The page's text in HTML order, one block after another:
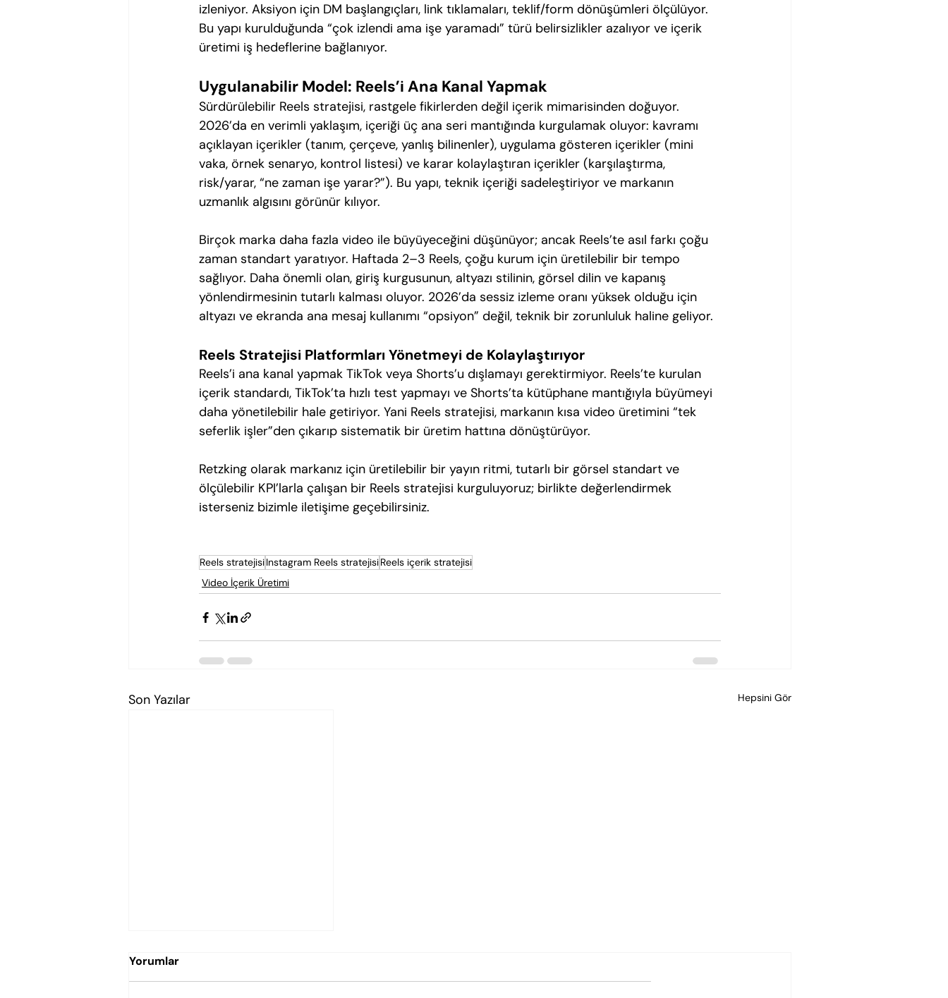
izleniyor. Aksiyon için DM başlangıçları, link tıklamaları, teklif/form dönüşümleri ölçülüyor.
Bu yapı kurulduğunda “çok izlendi ama işe yaramadı” türü belirsizlikler azalıyor ve içerik
üretimi iş hedeflerine bağlanıyor.
Uygulanabilir Model: Reels’i Ana Kanal Yapmak
Sürdürülebilir Reels stratejisi, rastgele fikirlerden değil içerik mimarisinden doğuyor.
2026’da en verimli yaklaşım, içeriği üç ana seri mantığında kurgulamak oluyor: kavramı
açıklayan içerikler (tanım, çerçeve, yanlış bilinenler), uygulama gösteren içerikler (mini
vaka, örnek senaryo, kontrol listesi) ve karar kolaylaştıran içerikler (karşılaştırma,
risk/yarar, “ne zaman işe yarar?”). Bu yapı, teknik içeriği sadeleştiriyor ve markanın
uzmanlık algısını görünür kılıyor.
Birçok marka daha fazla video ile büyüyeceğini düşünüyor; ancak Reels’te asıl farkı çoğu
zaman standart yaratıyor. Haftada 2–3 Reels, çoğu kurum için üretilebilir bir tempo
sağlıyor. Daha önemli olan, giriş kurgusunun, altyazı stilinin, görsel dilin ve kapanış
yönlendirmesinin tutarlı kalması oluyor. 2026’da sessiz izleme oranı yüksek olduğu için
altyazı ve ekranda ana mesaj kullanımı “opsiyon” değil, teknik bir zorunluluk haline geliyor.
Reels Stratejisi Platformları Yönetmeyi de Kolaylaştırıyor
Reels’i ana kanal yapmak TikTok veya Shorts’u dışlamayı gerektirmiyor. Reels’te kurulan
içerik standardı, TikTok’ta hızlı test yapmayı ve Shorts’ta kütüphane mantığıyla büyümeyi
daha yönetilebilir hale getiriyor. Yani Reels stratejisi, markanın kısa video üretimini “tek
seferlik işler”den çıkarıp sistematik bir üretim hattına dönüştürüyor.
Retzking olarak markanız için üretilebilir bir yayın ritmi, tutarlı bir görsel standart ve
ölçülebilir KPI’larla çalışan bir Reels stratejisi kurguluyoruz; birlikte değerlendirmek
isterseniz bizimle iletişime geçebilirsiniz.
Reels stratejisiInstagram Reels stratejisiReels içerik stratejisi
Video İçerik Üretimi
Son Yazılar Hepsini Gör
Yorumlar